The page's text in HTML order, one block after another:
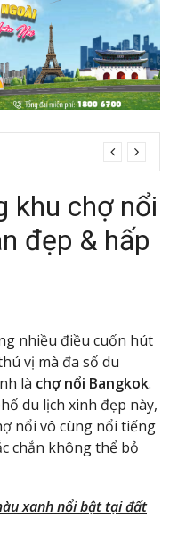
khu chợ nổi
đẹp & hấp
nhiều điều cuốn hút
vị mà đa số du
là chợ nổi Bangkok.
du lịch xinh đẹp này,
nổi vô cùng nổi tiếng
chắn không thể bỏ
xanh nổi bật tại đất